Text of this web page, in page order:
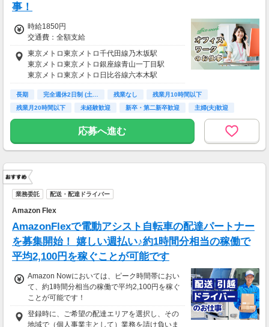
事！
時給1850円
交通費：全額支給
東京メトロ東京メトロ千代田線乃木坂駅
東京メトロ東京メトロ銀座線青山一丁目駅
東京メトロ東京メトロ日比谷線六本木駅
長期 完全週休2日制 (土… 残業なし
残業月10時間以下
残業月20時間以下
未経験歓迎 新卒・第二新卒歓迎
主婦(夫)歓迎
交通費支給
応募へ進む
業務委託 配送・配達ドライバー
Amazon Flex
AmazonFlexで電動アシスト自転車の配達パートナー
を募集開始！ 嬉しい週払い♪約1時間分相当の稼働で
平均2,100円を稼ぐことが可能です
Amazon Nowにおいては、ピーク時間帯におい
て、約1時間分相当の稼働で平均2,100円を稼ぐ
ことが可能です！
登録時に、ご希望の配達エリアを選択し、その
地域で（個人事業主として）業務を請け負いま